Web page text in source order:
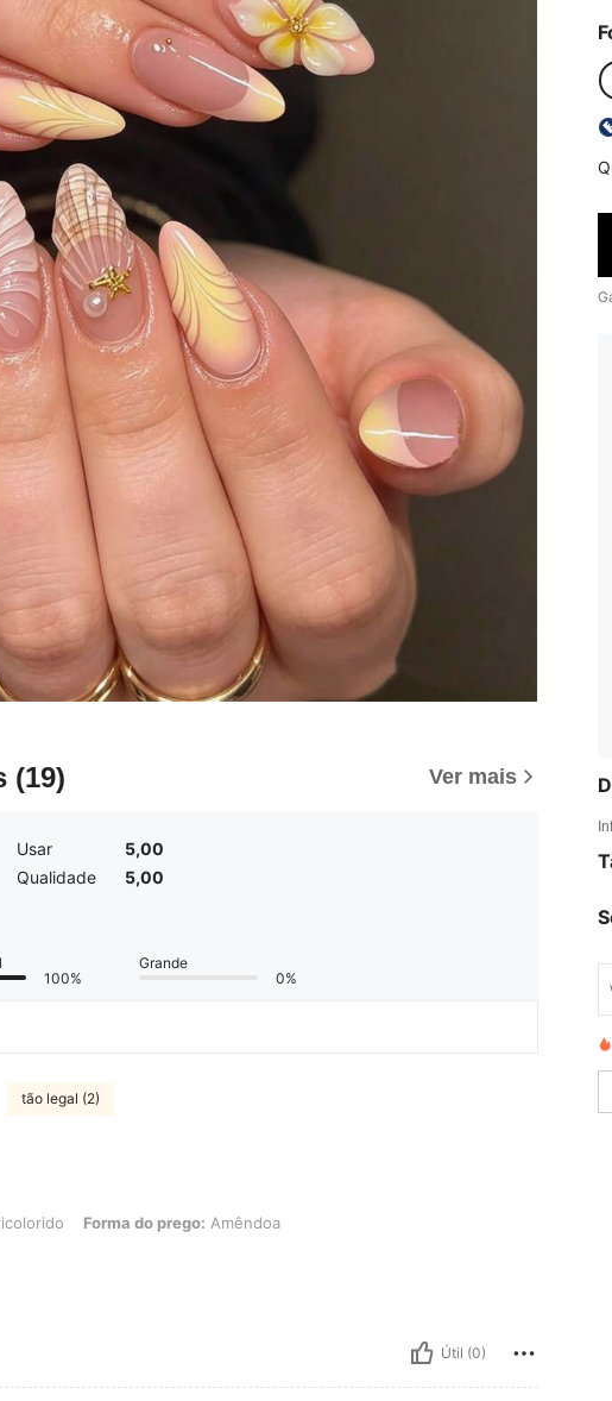
(19) Ver mais
Usar
5,00
Qualidade
5,00
100%
Grande
0%
tão legal (2)
Forma do prego: Amêndoa
Forma do prego: Amêndoa
Útil (0)